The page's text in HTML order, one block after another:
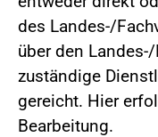
des Landes-/
über den
zuständige
gereicht. Hier
Bearbeitung.